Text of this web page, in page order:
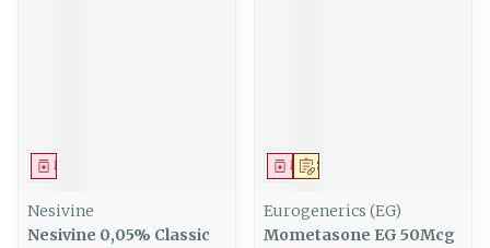
Médicament
Nesivine
Nesivine 0,05% Classic
Sur prescription
Médicament
Eurogenerics (EG)
Mometasone EG 50Mcg